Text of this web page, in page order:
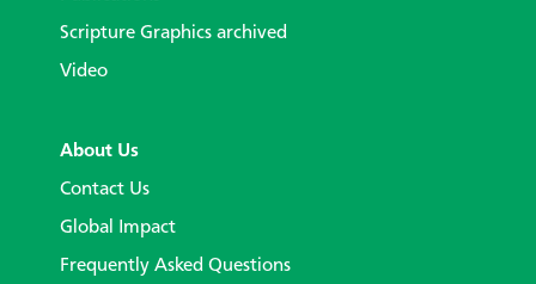
Scripture Graphics archived
Video
About Us
Contact Us
Global Impact
Frequently Asked Questions